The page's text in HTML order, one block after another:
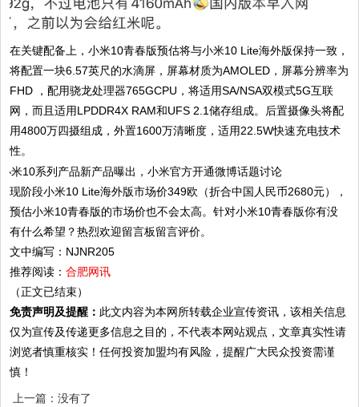
在关键配备上，小米10青春版预估将与小米10 Lite海外版保持一致，
将配置一块6.57英尺的水滴屏，屏幕材质为AMOLED，屏幕分辨率为
FHD ，配用骁龙处理器765GCPU，将适用SA/NSA双模式5G互联
网，而且适用LPDDR4X RAM和UFS 2.1储存组成。后置摄像头将配
用4800万四摄组成，外置1600万清晰度，适用22.5W快速充电技术
性。
现阶段小米10 Lite海外版市场价349欧（折合中国人民币2680元），
预估小米10青春版的市场价也不会太高。针对小米10青春版你有没
有什么希望？热烈欢迎留言板留言评价。
文中编写：NJNR205
推荐阅读：合肥网讯
（正文已结束）
免责声明及提醒： 此文内容为本网所转载企业宣传资讯，该相关信息
仅为宣传及传递更多信息之目的，不代表本网站观点，文章真实性请
浏览者慎重核实！任何投资加盟均有风险，提醒广大民众投资需谨
慎！
上一篇：没有了